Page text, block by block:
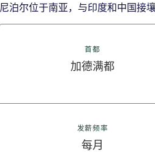
尼泊尔位于南亚，与印度和中国接
首都
加德满都
发薪频率
每月